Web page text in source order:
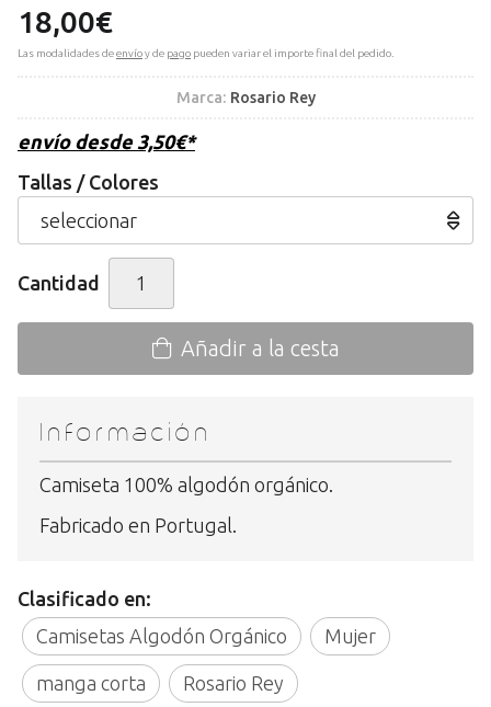
18,00€
Las modalidades deenvíoy de pago pueden variar el importe final del pedido.
Marca: Rosario Rey
envío desde 3,50€*
Tallas / Colores
Cantidad
Añadir a la cesta
Información
Camiseta 100% algodón orgánico.
Fabricado en Portugal.
Clasificado en:
Camisetas Algodón Orgánico
Mujer
manga corta Rosario Rey